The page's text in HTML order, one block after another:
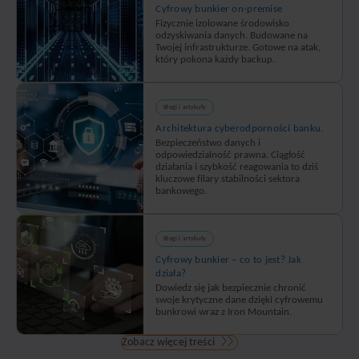
dumni
z tego,
że
jesteśmy
zaufanym
partnerem
organizacji
z
sektora
finansowego
na
całym
świecie.
Oferujemy
usługę
kompleksowego
zarządzania
informacjami,
która
Cyfrowy bunkier on-premise
Fizycznie izolowane środowisko
odzyskiwania danych. Budowane na
Twojej infrastrukturze. Gotowe na atak,
który pokona każdy backup.
Blogi i artykuły
Architektura cyberodporności banku.
Bezpieczeństwo danych i
odpowiedzialność prawna. Ciągłość
działania i szybkość reagowania to dziś
kluczowe filary stabilności sektora
bankowego.
Blogi i artykuły
Cyfrowy bunkier – co to jest? Jak
działa?
Dowiedz się jak bezpiecznie chronić
swoje krytyczne dane dzięki cyfrowemu
bunkrowi wraz z Iron Mountain.
Zobacz więcej treści